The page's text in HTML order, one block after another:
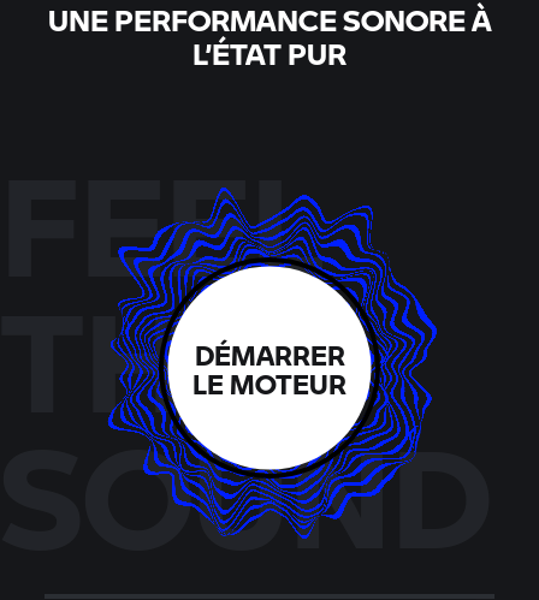
UNE PERFORMANCE SONORE À
L’ÉTAT PUR
FEEL
THE
SOUND
DÉMARRER
LE MOTEUR